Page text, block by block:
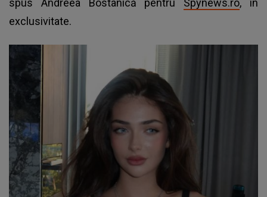
spus Andreea Bostanică pentru Spynews.ro, în
exclusivitate.